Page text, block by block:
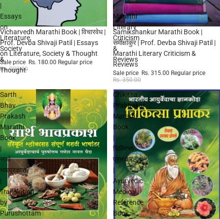
|
Essays
on
Literature,
Society
&
Thought
Sale
Vicharvedh Marathi Book | विचारवेध |
Prof. Devba Shivaji Patil | Essays
on Literature, Society & Thought
Sale price Rs. 180.00 Regular price
Rs. 200.00
|
Marathi
Literary
Criticism
&
Reviews
Sale
Samikshankur Marathi Book |
समीक्षांकुर | Prof. Devba Shivaji Patil |
Marathi Literary Criticism &
Reviews
Sale price Rs. 315.00 Regular price
Rs. 350.00
Sarth
Bhav
Prakash
Marathi
Book
|
सार्थ
भावप्रकाश
|
Translation
by
Purushottam
Chikitsa
Prabhakar
Marathi
Book
|
चिकित्सा
प्रभाकर
|
Ayurvedic
Medical
Reference
Book